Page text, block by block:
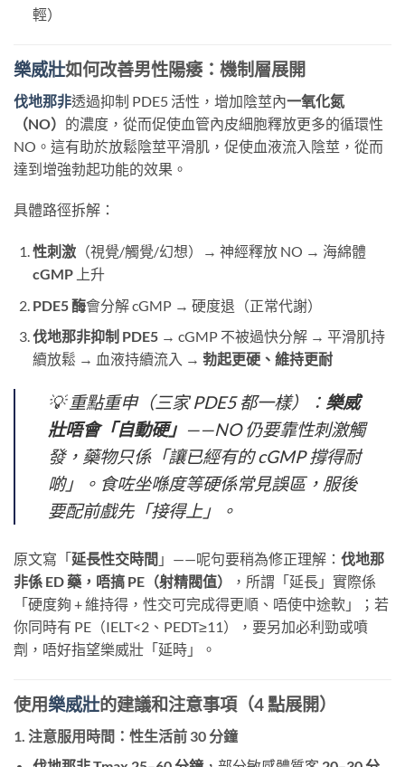
輕）
樂威壯如何改善男性陽痿：機制層展開
伐地那非透過抑制 PDE5 活性，增加陰莖內一氧化氮
（NO） 的濃度，從而促使血管內皮細胞釋放更多的循環性
NO。這有助於放鬆陰莖平滑肌，促使血液流入陰莖，從而
達到增強勃起功能的效果。
具體路徑拆解：
性刺激（視覺/觸覺/幻想）→ 神經釋放 NO → 海綿體
cGMP​ 上升
PDE5 酶會分解 cGMP → 硬度退（正常代謝）
伐地那非抑制 PDE5​ → cGMP 不被過快分解 → 平滑肌持
續放鬆 → 血液持續流入 → 勃起更硬、維持更耐
💡 重點重申（三家 PDE5 都一樣）： 樂威
壯唔會「自動硬」 ——NO 仍要靠性刺激觸
發，藥物只係「讓已經有的 cGMP 撐得耐
啲」。食咗坐喺度等硬係常見誤區，服後
要配前戲先「接得上」。
原文寫「 延長性交時間 」——呢句要稍為修正理解： 伐地那
非係 ED 藥，唔搞 PE（射精閥值）
，所謂「延長」實際係
「硬度夠 + 維持得，性交可完成得更順、唔使中途軟」；若
你同時有 PE（IELT<2、PEDT≥11），要另加必利勁或噴
劑，唔好指望樂威壯「延時」。
使用樂威壯的建議和注意事項（4 點展開）
1. 注意服用時間：性生活前 30 分鐘